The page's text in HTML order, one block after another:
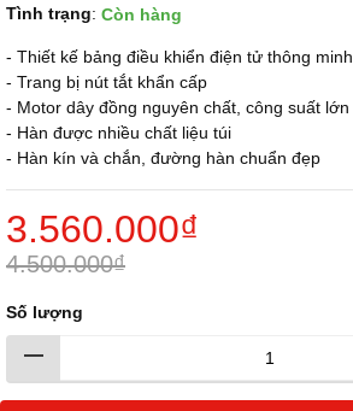
Tình trạng: Còn hàng
- Thiết kế bảng điều khiển điện tử thông minh
- Trang bị nút tắt khẩn cấp
- Motor dây đồng nguyên chất, công suất lớn
- Hàn được nhiều chất liệu túi
- Hàn kín và chắn, đường hàn chuẩn đẹp
3.560.000₫
4.500.000₫
Số lượng